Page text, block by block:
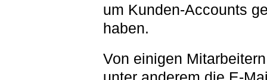
um Kunden-Accounts
haben.
Von einigen